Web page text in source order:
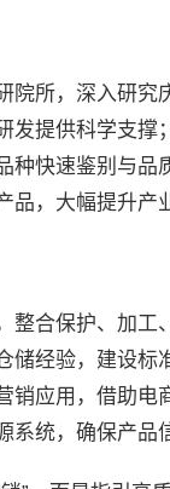
院所，深入研
发提供科学支
种快速鉴别与
品，大幅提升产
整合保护、加
经验，建设标
应用，借助电
系统，确保产